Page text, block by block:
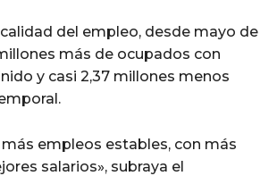
del empleo, desde mayo de
más de ocupados con
y casi 2,37 millones menos
más empleos estables, con más
salarios», subraya el